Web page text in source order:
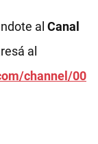
al Canal
al
channel/00